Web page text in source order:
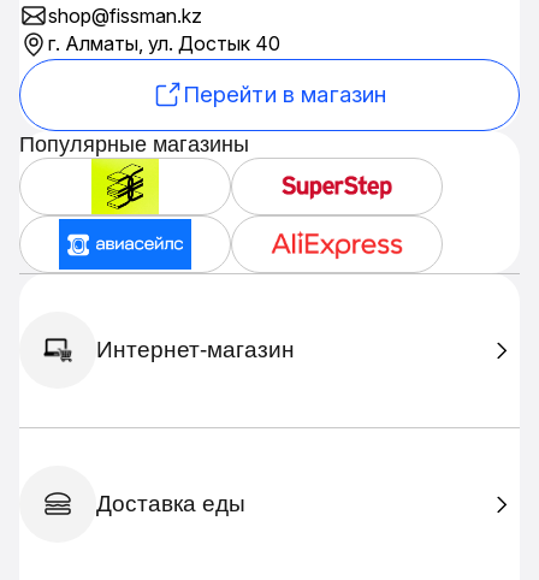
shop@fissman.kz
г. Алматы, ул. Достык 40
Перейти в магазин
Популярные магазины
Интернет-магазин
Доставка еды